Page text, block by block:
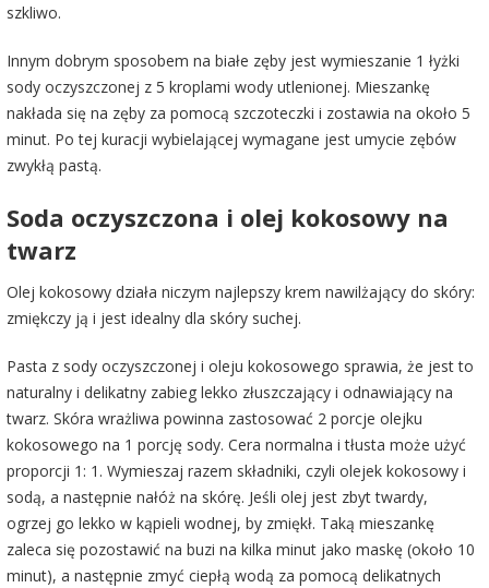
szkliwo.
Innym dobrym sposobem na białe zęby jest wymieszanie 1 łyżki
sody oczyszczonej z 5 kroplami wody utlenionej. Mieszankę
nakłada się na zęby za pomocą szczoteczki i zostawia na około 5
minut. Po tej kuracji wybielającej wymagane jest umycie zębów
zwykłą pastą.
Soda oczyszczona i olej kokosowy na
twarz
Olej kokosowy działa niczym najlepszy krem nawilżający do skóry:
zmiękczy ją i jest idealny dla skóry suchej.
Pasta z sody oczyszczonej i oleju kokosowego sprawia, że jest to
naturalny i delikatny zabieg lekko złuszczający i odnawiający na
twarz. Skóra wrażliwa powinna zastosować 2 porcje olejku
kokosowego na 1 porcję sody. Cera normalna i tłusta może użyć
proporcji 1: 1. Wymieszaj razem składniki, czyli olejek kokosowy i
sodą, a następnie nałóż na skórę. Jeśli olej jest zbyt twardy,
ogrzej go lekko w kąpieli wodnej, by zmiękł. Taką mieszankę
zaleca się pozostawić na buzi na kilka minut jako maskę (około 10
minut), a następnie zmyć ciepłą wodą za pomocą delikatnych